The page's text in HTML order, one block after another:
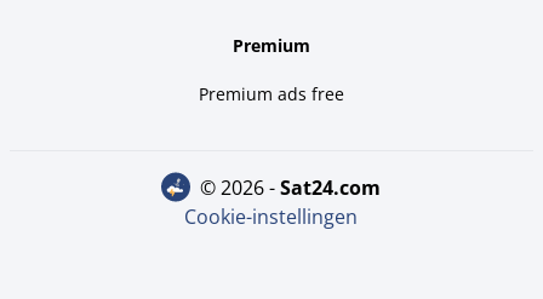
Premium
Premium ads free
© 2026 - sat24.com
Cookie-instellingen